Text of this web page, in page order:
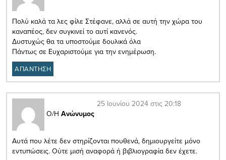
Πολύ καλά τα λες φίλε Στέφανε, αλλά σε αυτή την χώρα του
καναπέος, δεν συγκινεί το αυτί κανενός.
Δυστυχώς θα τα υποστούμε δουλικά όλα
Πάντως σε Ευχαριστούμε για την ενημέρωση.
ΑΠΑΝΤΗΣΗ
Ο/Η Ανώνυμος
25 Ιουνίου 2024 στις 20:18
Αυτά που λέτε δεν στηρίζονται πουθενά, δημιουργείτε μόνο
εντυπώσεις. Ούτε μισή αναφορά ή βιβλιογραφία δεν έχετε.